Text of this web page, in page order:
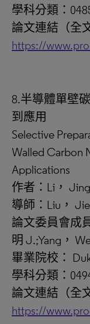
學科分類：
論文連結（全
https://
8.半導體單壁
到應用
Selective
Walled Carbon
Applications
作者：Li，
導師：Liu， Jie
論文委員會成
明 J.;Yang，
畢業院校：
學科分類：
論文連結（全
https://